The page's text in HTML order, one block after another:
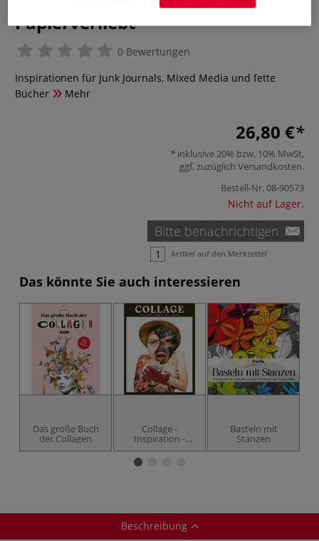
Papierverliebt
0 Bewertungen
Inspirationen für Junk Journals, Mixed Media und fette
Bücher
Mehr
26,80 €
inklusive 20% bzw. 10% MwSt,
ggf. zuzüglich Versandkosten.
Bestell-Nr.08-90573
Nicht auf Lager.
Bitte benachrichtigen
Artikel auf den Merkzettel
Das könnte Sie auch interessieren
Das große Buch
der Collagen
Collage -
Inspiration -
Komposition -
Basteln mit
Stanzen
Beschreibung